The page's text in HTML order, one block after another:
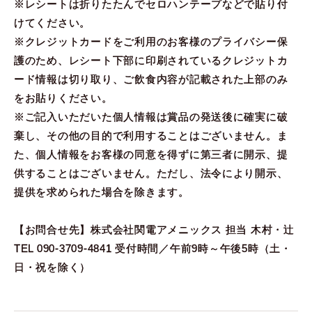
※レシートは折りたたんでセロハンテープなどで貼り付
けてください。
※クレジットカードをご利用のお客様のプライバシー保
護のため、レシート下部に印刷されているクレジットカ
ード情報は切り取り、ご飲食内容が記載された上部のみ
をお貼りください。
※ご記入いただいた個人情報は賞品の発送後に確実に破
棄し、その他の目的で利用することはございません。ま
た、個人情報をお客様の同意を得ずに第三者に開示、提
供することはございません。ただし、法令により開示、
提供を求められた場合を除きます。
【お問合せ先】株式会社関電アメニックス 担当 木村・辻
TEL 090-3709-4841 受付時間／午前9時～午後5時（土・
日・祝を除く）